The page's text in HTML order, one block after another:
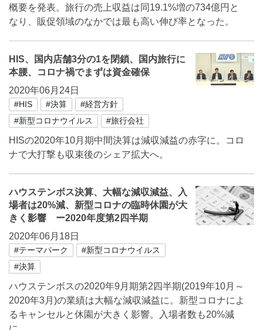
概要を発表。旅行の売上収益は同19.1%増の734億円と
なり、販促領域のなかでは最も高い伸び率となった。
HIS、国内店舗3分の1を閉鎖、国内旅行に
本腰、コロナ禍でまずは資金確保
2020年06月24日
#HIS #決算
#経営方針
#新型コロナウイルス
#旅行会社
HISの2020年10月期中間決算は減収減益の赤字に。コロ
ナで大打撃も収束後のシェア拡大へ。
ハウステンボス決算、大幅な減収減益、入
場者は20%減、新型コロナの臨時休園が大
きく影響 ー2020年度第2四半期
2020年06月18日
#テーマパーク
#新型コロナウイルス
#決算
ハウステンボスの2020年9月期第2四半期(2019年10月～
2020年3月)の業績は大幅な減収減益に。新型コロナによ
るキャンセルと休園が大きく影響。入場者数も20%減